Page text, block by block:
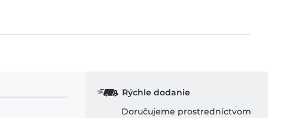
Rýchle dodanie
Doručujeme prostredníctvom